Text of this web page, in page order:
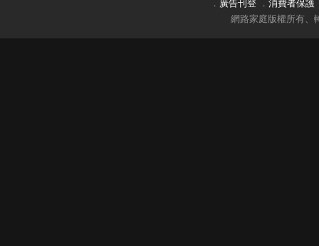
． 廣告刊登 ． 消費者保護
網路家庭版權所有、